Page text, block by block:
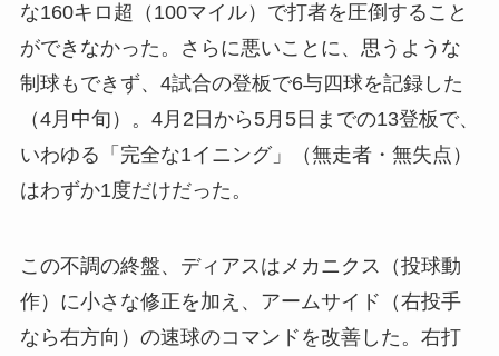
な160キロ超（100マイル）で打者を圧倒すること
ができなかった。さらに悪いことに、思うような
制球もできず、4試合の登板で6与四球を記録した
（4月中旬）。4月2日から5月5日までの13登板で、
いわゆる「完全な1イニング」（無走者・無失点）
はわずか1度だけだった。
この不調の終盤、ディアスはメカニクス（投球動
作）に小さな修正を加え、アームサイド（右投手
なら右方向）の速球のコマンドを改善した。右打